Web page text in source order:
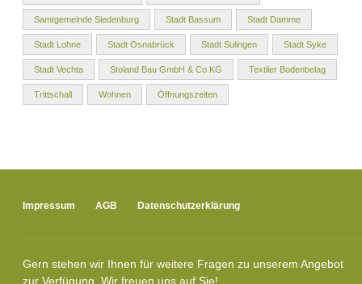
Samtgemeinde Siedenburg Stadt Bassum Stadt Damme
Stadt Lohne Stadt Osnabrück Stadt Sulingen Stadt Syke
Stadt Vechta Stoland Bau GmbH & Co.KG Textiler Bodenbelag
Trittschall Wohnen Öffnungszeiten
Impressum AGB Datenschutzerklärung
Gern stehen wir Ihnen für weitere Fragen zu unserem Angebot
zur Verfügung. Wir freuen uns auf Sie!